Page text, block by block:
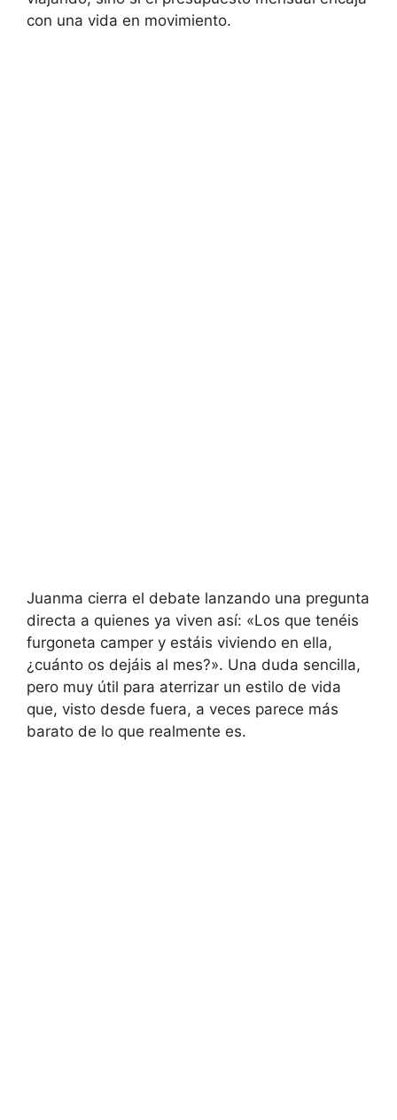
con una vida en movimiento.
Juanma cierra el debate lanzando una pregunta
directa a quienes ya viven así: «Los que tenéis
furgoneta camper y estáis viviendo en ella,
¿cuánto os dejáis al mes?». Una duda sencilla,
pero muy útil para aterrizar un estilo de vida
que, visto desde fuera, a veces parece más
barato de lo que realmente es.